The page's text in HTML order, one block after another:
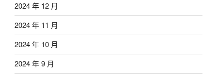
2024 年 12 月
2024 年 11 月
2024 年 10 月
2024 年 9 月